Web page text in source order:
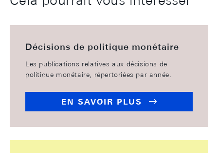
Décisions de politique monétaire
Les publications relatives aux décisions de
politique monétaire, répertoriées par année.
EN SAVOIR PLUS